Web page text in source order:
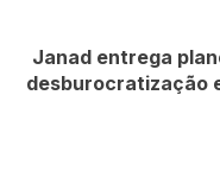
Janad entrega
desburocratização